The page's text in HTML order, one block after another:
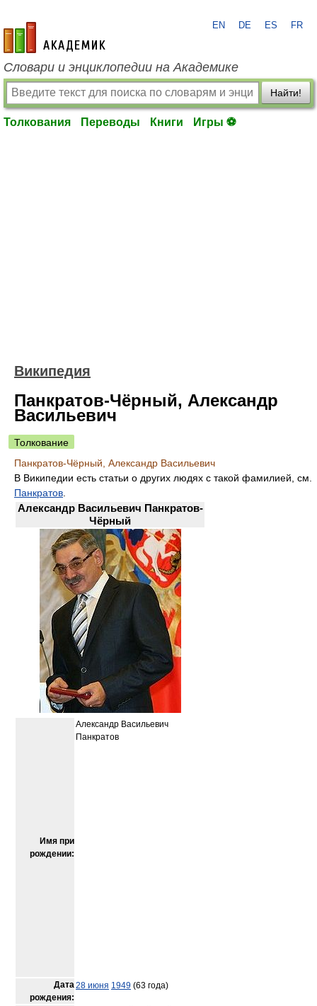
academic.ru
EN DE ES FR
Словари и энциклопедии на Академике
Найти!
Толкования Переводы Книги Игры ⚽
Википедия
Панкратов-Чёрный, Александр
Васильевич
Толкование
Панкратов-Чёрный, Александр Васильевич
В Википедии есть статьи о других людях с такой фамилией, см.
Панкратов
Александр Васильевич Панкратов-
Чёрный
Имя при
рождении:
Александр Васильевич
Панкратов
Дата
рождения:
28 июня 1949 (63 года)